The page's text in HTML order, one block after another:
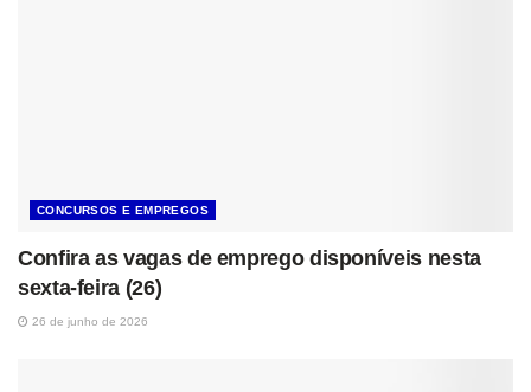
CONCURSOS E EMPREGOS
Confira as vagas de emprego disponíveis nesta
sexta-feira (26)
26 de junho de 2026